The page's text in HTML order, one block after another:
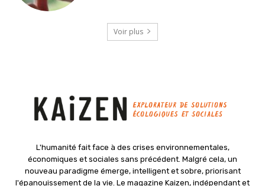
Voir plus
L'humanité fait face à des crises environnementales,
économiques et sociales sans précédent. Malgré cela, un
nouveau paradigme émerge, intelligent et sobre, priorisant
l'épanouissement de la vie. Le magazine Kaizen, indépendant et